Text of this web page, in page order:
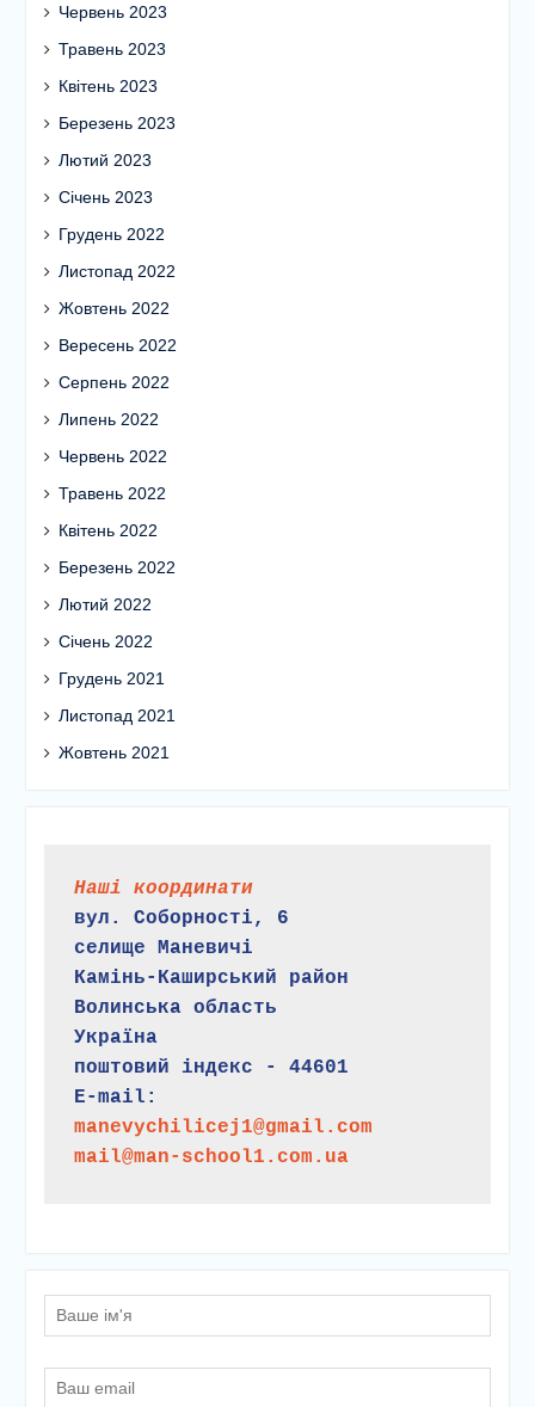
Червень 2023
Травень 2023
Квітень 2023
Березень 2023
Лютий 2023
Січень 2023
Грудень 2022
Листопад 2022
Жовтень 2022
Вересень 2022
Серпень 2022
Липень 2022
Червень 2022
Травень 2022
Квітень 2022
Березень 2022
Лютий 2022
Січень 2022
Грудень 2021
Листопад 2021
Жовтень 2021
Наші координати
вул. Соборності, 6
селище Маневичі
Камінь-Каширський район
Волинська область
Україна
поштовий індекс - 44601
E-mail:
manevychilicej1@gmail.com
mail@man-school1.com.ua